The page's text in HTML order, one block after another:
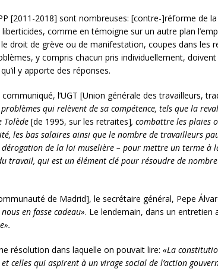
[2011-2018] sont nombreuses: [contre-]réforme de
comme en témoigne sur un autre plan
droit de grève ou de manifestation, coupes dans les
y compris chacun pris individuellement,
y apporte des réponses.
l’UGT [Union générale des travailleurs,
qui relèvent de sa compétence, tels que la
Tolède [de 1995, sur les retraites], combattre les plaies
les bas salaires ainsi que le nombre de travailleurs
de la loi muselière – pour mettre un terme à
travail, qui est un élément clé pour résoudre de
de Madrid], le secrétaire général, Pepe
en fasse cadeau». Le lendemain, dans un entretien
résolution dans laquelle on pouvait lire: «La
celles qui aspirent à un virage social de l’action